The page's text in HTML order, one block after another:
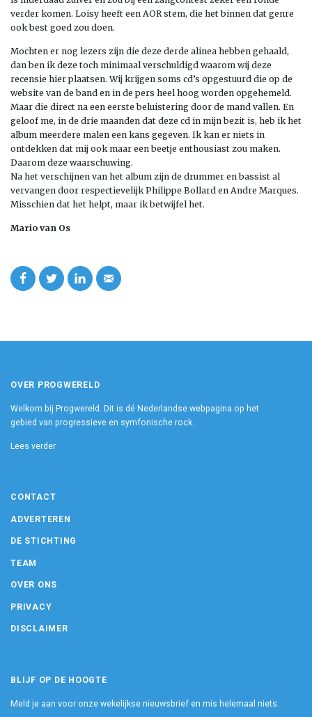
verder komen. Loisy heeft een AOR stem, die het binnen dat genre
ook best goed zou doen.
Mochten er nog lezers zijn die deze derde alinea hebben gehaald,
dan ben ik deze toch minimaal verschuldigd waarom wij deze
recensie hier plaatsen. Wij krijgen soms cd’s opgestuurd die op de
website van de band en in de pers heel hoog worden opgehemeld.
Maar die direct na een eerste beluistering door de mand vallen. En
geloof me, in de drie maanden dat deze cd in mijn bezit is, heb ik het
album meerdere malen een kans gegeven. Ik kan er niets in
ontdekken dat mij ook maar een beetje enthousiast zou maken.
Daarom deze waarschuwing.
Na het verschijnen van het album zijn de drummer en bassist al
vervangen door respectievelijk Philippe Bollard en Andre Marques.
Misschien dat het helpt, maar ik betwijfel het.
Mario van Os
OVER PROGWERELD
Welkom bij Progwereld. Dit is dé Nederlandse webpagina op het
gebied van progressieve en symfonische rock.
Lees verder
CONTACT
ADVERTEREN
DE STICHTING
TEAM
OVER ONS
PRIVACY
DISCLAIMER
BLIJF OP DE HOOGTE
Meld je aan voor onze wekelijkse nieuwsbrief en mis helemaal niets.